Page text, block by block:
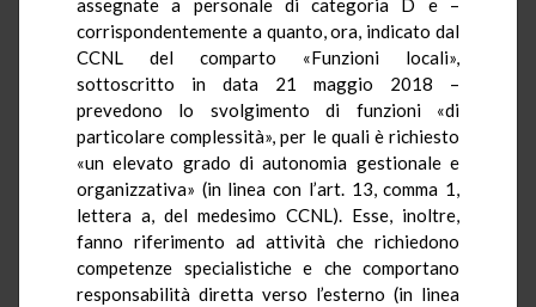
assegnate a personale di categoria D e –
corrispondentemente a quanto, ora, indicato dal
CCNL del comparto «Funzioni locali»,
sottoscritto in data 21 maggio 2018 –
prevedono lo svolgimento di funzioni «di
particolare complessità», per le quali è richiesto
«un elevato grado di autonomia gestionale e
organizzativa» (in linea con l’art. 13, comma 1,
lettera a, del medesimo CCNL). Esse, inoltre,
fanno riferimento ad attività che richiedono
competenze specialistiche e che comportano
responsabilità diretta verso l’esterno (in linea